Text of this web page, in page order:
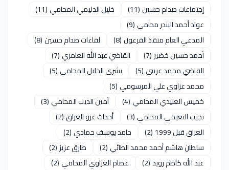
إجتماعات صدام حسين(11) خليل الدليمي المحامي (11)
عواد أحمد البندر محامي (9)
المدعي العام منقذ الفرعون(8) لقاءات صدام حسين(8)
أحمد حسين خضير (7) القاضي عبد الله العامري(7)
القاضي محمد عريبي (5) بشرى الخليل المحامي (5)
محمد عزاوي علي المرسومي (5)
خميس العبيدي المحامي (4) أمين الديب المحامي (3)
نجيب النعيمي المحامي (3) أحداث غزو العراق(2)
العراق قبل 1999
(2) حامد يوسف حمادي(2)
سلطان هاشم أحمد محمد الطائي (2) طارق عزيز (2)
عبد الله كاظم رويد(2) عصام الغزاوي المحامي (2)